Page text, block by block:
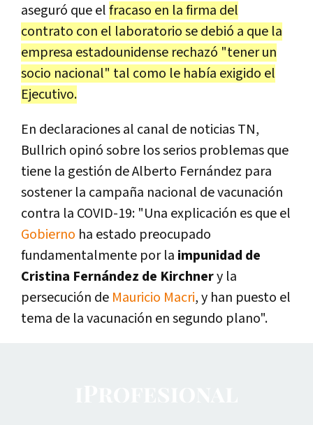
aseguró que elfracaso en la firma del
contrato con el laboratorio se debió a que la
empresa estadounidense rechazó "tener un
socio nacional" tal como le había exigido el
Ejecutivo.
En declaraciones al canal de noticias TN,
Bullrich opinó sobre los serios problemas que
tiene la gestión de Alberto Fernández para
sostener la campaña nacional de vacunación
contra la COVID-19: "Una explicación es que el
Gobierno ha estado preocupado
fundamentalmente por la impunidad de
Cristina Fernández de Kirchnery la
persecución de Mauricio Macri, y han puesto el
tema de la vacunación en segundo plano".